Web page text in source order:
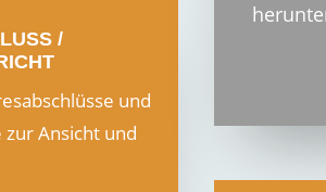
/
und
Ansicht und